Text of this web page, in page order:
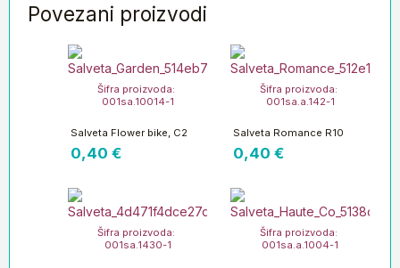
Povezani proizvodi
Šifra proizvoda:
001sa.10014-1
Salveta Flower bike, C2
0,40 €
Šifra proizvoda:
001sa.a.142-1
Salveta Romance R10
0,40 €
Šifra proizvoda:
001sa.1430-1
Šifra proizvoda:
001sa.a.1004-1